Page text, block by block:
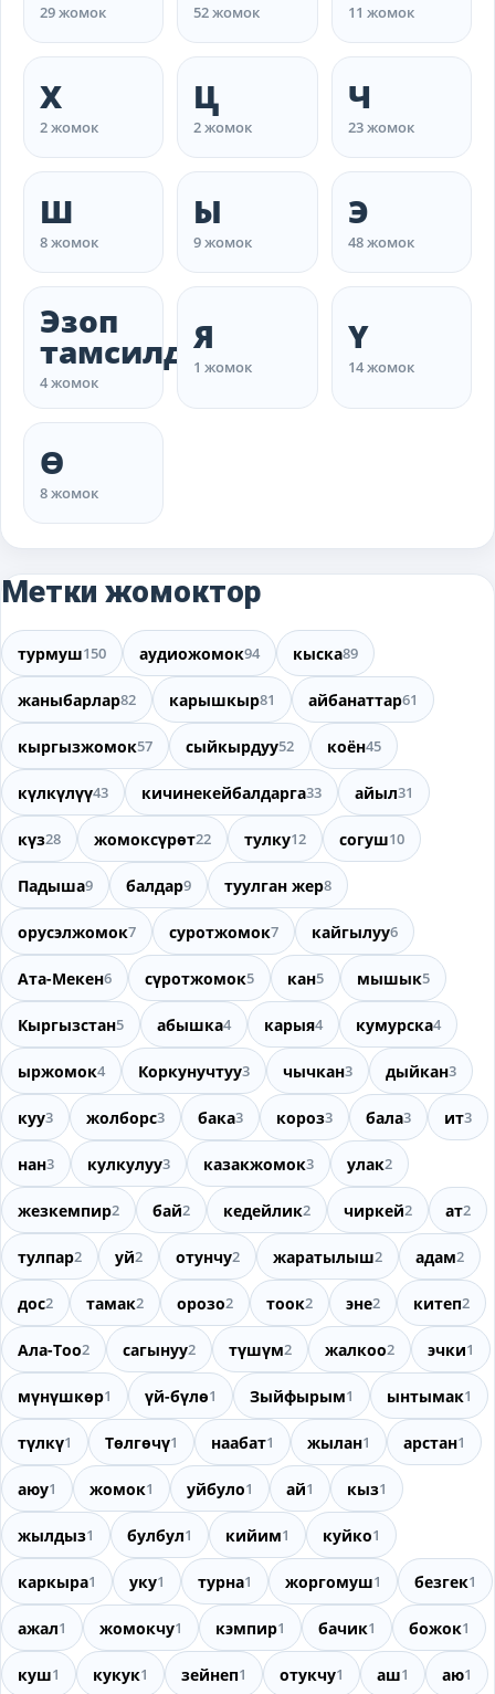
29 жомок 52 жомок 11 жомок
Х
2 жомок
Ц
2 жомок
Ч
23 жомок
Ш
8 жомок
Ы
9 жомок
Э
48 жомок
Эзоп
тамсилдери
4 жомок
Я
1 жомок
Ү
14 жомок
Ө
8 жомок
Метки жомоктор
турмуш150 аудиожомок94 кыска89
жаныбарлар82 карышкыр81 айбанаттар61
кыргызжомок57 сыйкырдуу52 коён45
күлкүлүү43 кичинекейбалдарга33 айыл31
күз28 жомоксүрөт22 тулку12 согуш10
Падыша9 балдар9 туулган жер8
орусэлжомок7 суротжомок7 кайгылуу6
Ата-Мекен6 сүротжомок5 кан5 мышык5
Кыргызстан5 абышка4 карыя4 кумурска4
ыржомок4 Коркунучтуу3 чычкан3 дыйкан3
куу3 жолборс3 бака3 короз3 бала3 ит3
нан3 кулкулуу3 казакжомок3 улак2
жезкемпир2 бай2 кедейлик2 чиркей2 ат2
тулпар2 уй2 отунчу2 жаратылыш2 адам2
дос2 тамак2 орозо2 тоок2 эне2 китеп2
Ала-Тоо2 сагынуу2 түшүм2 жалкоо2 эчки1
мүнүшкөр1 үй-бүлө1 Зыйфырым1 ынтымак1
түлкү1 Төлгөчү1 наабат1 жылан1 арстан1
аюу1 жомок1 уйбуло1 ай1 кыз1
жылдыз1 булбул1 кийим1 куйко1
каркыра1 уку1 турна1 жоргомуш1 безгек1
ажал1 жомокчу1 кэмпир1 бачик1 божок1
куш1 кукук1 зейнеп1 отукчу1 аш1 аю1